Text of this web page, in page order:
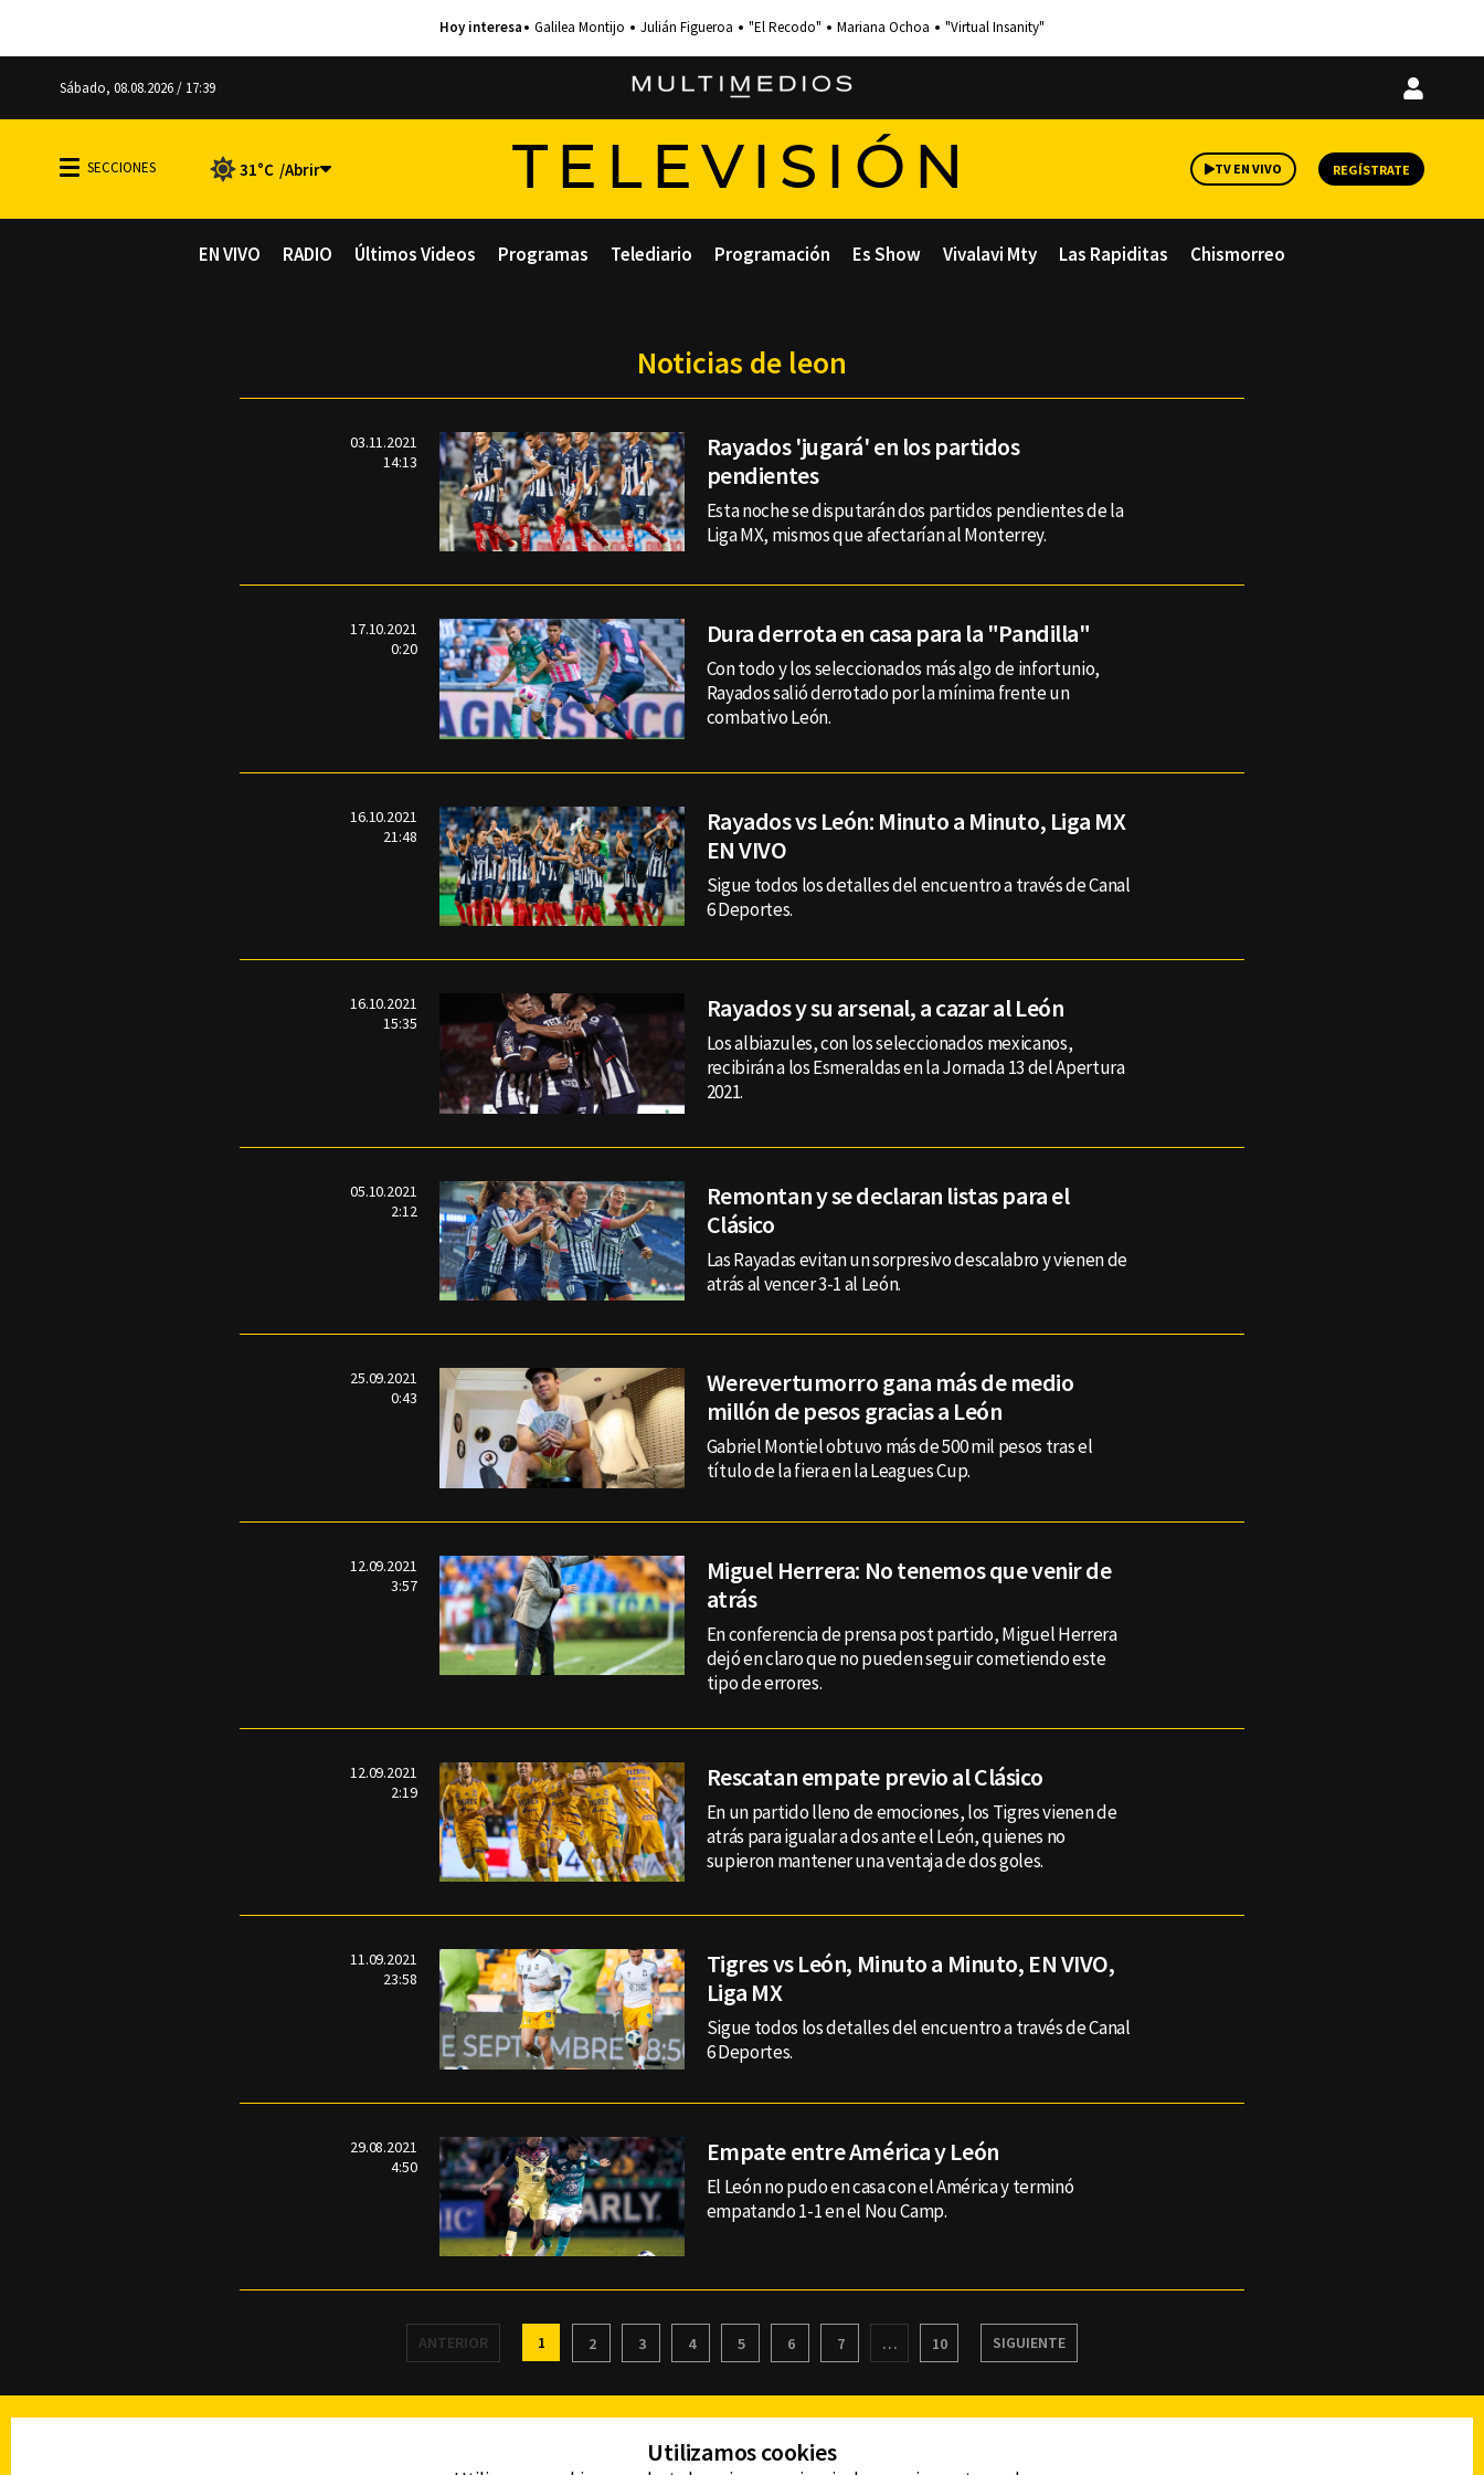
Galilea Montijo Julián Figueroa "El Recodo" Mariana Ochoa "Virtual Insanity"
Sábado, 08.08.2026 / 17:39
Iniciar
31°C TELEVISIÓN TV EN VIVO REGÍSTRATE
EN VIVO RADIO Últimos Videos Programas Telediario Programación Es Show Vivalavi Mty Las Rapiditas Chismorreo
Noticias de leon
03.11.2021
14:13
Rayados 'jugará' en los partidos
pendientes
Esta noche se disputarán dos partidos pendientes de la
Liga MX, mismos que afectarían al Monterrey.
17.10.2021
0:20
Dura derrota en casa para la "Pandilla"
Con todo y los seleccionados más algo de infortunio,
Rayados salió derrotado por la mínima frente un
combativo León.
16.10.2021
21:48
Rayados vs León: Minuto a Minuto, Liga MX
EN VIVO
Sigue todos los detalles del encuentro a través de Canal
6 Deportes.
16.10.2021
15:35
Rayados y su arsenal, a cazar al León
Los albiazules, con los seleccionados mexicanos,
recibirán a los Esmeraldas en la Jornada 13 del Apertura
2021.
05.10.2021
2:12
Remontan y se declaran listas para el
Clásico
Las Rayadas evitan un sorpresivo descalabro y vienen de
atrás al vencer 3-1 al León.
25.09.2021
0:43
Werevertumorro gana más de medio
millón de pesos gracias a León
Gabriel Montiel obtuvo más de 500 mil pesos tras el
título de la fiera en la Leagues Cup.
12.09.2021
3:57
Miguel Herrera: No tenemos que venir de
atrás
En conferencia de prensa post partido, Miguel Herrera
dejó en claro que no pueden seguir cometiendo este
tipo de errores.
12.09.2021
2:19
Rescatan empate previo al Clásico
En un partido lleno de emociones, los Tigres vienen de
atrás para igualar a dos ante el León, quienes no
supieron mantener una ventaja de dos goles.
11.09.2021
23:58
Tigres vs León, Minuto a Minuto, EN VIVO,
Liga MX
Sigue todos los detalles del encuentro a través de Canal
6 Deportes.
29.08.2021
4:50
Empate entre América y León
El León no pudo en casa con el América y terminó
empatando 1-1 en el Nou Camp.
ANTERIOR 1 2 3 4 5 6 7 … 10 SIGUIENTE
Utilizamos cookies